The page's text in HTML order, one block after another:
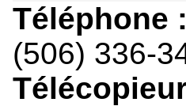
Téléphone :
(506) 336-